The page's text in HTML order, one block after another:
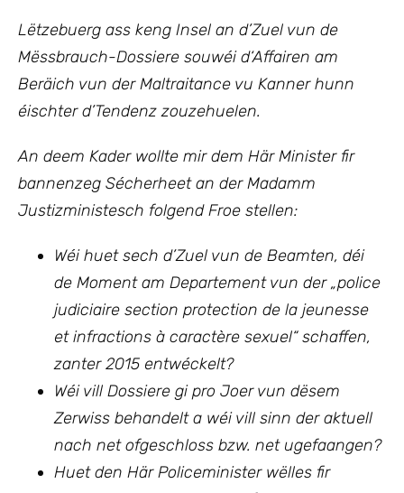
Lëtzebuerg ass keng Insel an d’Zuel vun de
Mëssbrauch-Dossiere souwéi d‘Affairen am
Beräich vun der Maltraitance vu Kanner hunn
éischter d’Tendenz zouzehuelen.
An deem Kader wollte mir dem Här Minister fir
bannenzeg Sécherheet an der Madamm
Justizministesch folgend Froe stellen:
Wéi huet sech d’Zuel vun de Beamten, déi
de Moment am Departement vun der „police
judiciaire section protection de la jeunesse
et infractions à caractère sexuel“ schaffen,
zanter 2015 entwéckelt?
Wéi vill Dossiere gi pro Joer vun dësem
Zerwiss behandelt a wéi vill sinn der aktuell
nach net ofgeschloss bzw. net ugefaangen?
Huet den Här Policeminister wëlles fir